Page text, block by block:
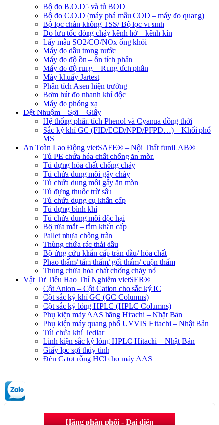
Bộ đo B.O.D5 và tủ BOD
Bộ đo C.O.D (máy phá mẫu COD – máy đo quang)
Bộ lọc chân không TSS/ Bộ lọc vi sinh
Đo lưu tốc dòng chảy kênh hở – kênh kín
Lấy mẫu SO2/CO/NOx ống khói
Máy đo dầu trong nước
Máy đo độ ồn – ồn tích phân
Máy đo độ rung – Rung tích phân
Máy khuấy Jartest
Phân tích Asen hiện trường
Bơm hút đo nhanh khí độc
Máy đo phóng xạ
Dệt Nhuộm – Sợi – Giấy
Hệ thống phân tích Phenol và Cyanua đồng thời
Sắc ký khí GC (FID/ECD/NPD/PFPD…) – Khối phổ
MS
An Toàn Lao Động vietSAFE® – Nội Thất funiLAB®
Tủ PE chứa hóa chất chống ăn mòn
Tủ đựng hóa chất chống cháy
Tủ chứa dung môi gây cháy
Tủ chứa dung môi gây ăn mòn
Tủ đựng thuốc trừ sâu
Tủ chứa dụng cụ khẩn cấp
Tủ đựng bình khí
Tủ chứa dung môi độc hại
Bộ rửa mắt – tắm khẩn cấp
Pallet nhựa chống tràn
Thùng chứa rác thải dầu
Bộ ứng cứu khẩn cấp tràn dầu/ hóa chất
Phao thấm/ tấm thấm/ gối thấm/ cuộn thấm
Thùng chứa hóa chất chống cháy nổ
Vật Tư Tiêu Hao Thí Nghiệm vietSER®
Cột Anion – Cột Cation cho sắc ký IC
Cột sắc ký khí GC (GC Columns)
Cột sắc ký lỏng HPLC (HPLC Columns)
Phụ kiện máy AAS hãng Hitachi – Nhật Bản
Phụ kiện máy quang phổ UVVIS Hitachi – Nhật Bản
Túi chứa khí Tedlar
Linh kiện sắc ký lỏng HPLC Hitachi – Nhật Bản
Giấy lọc sợi thủy tinh
Đèn Catot rỗng HCl cho máy AAS
Hãng phân phối - Đại diện